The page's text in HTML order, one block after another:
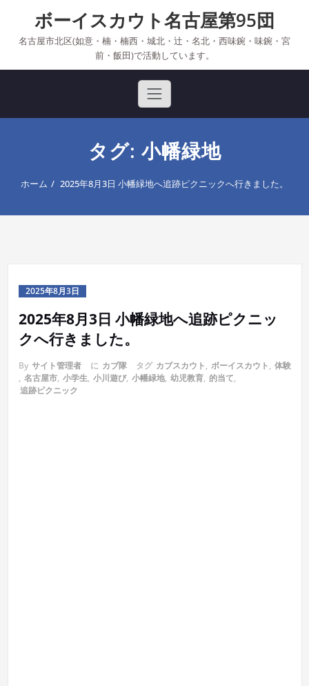
content
ボーイスカウト名古屋第95団
名古屋市北区(如意・楠・楠西・城北・辻・名北・西味鋺・味鋺・宮
前・飯田)で活動しています。
タグ: 小幡緑地
ホーム 2025年8月3日 小幡緑地へ追跡ピクニックへ行きました。
2025年8月3日
2025年8月3日 小幡緑地へ追跡ピクニッ
クへ行きました。
By サイト管理者 に カブ隊 タグ カブスカウト, ボーイスカウト, 体験
, 名古屋市, 小学生, 小川遊び, 小幡緑地, 幼児教育, 的当て,
追跡ピクニック